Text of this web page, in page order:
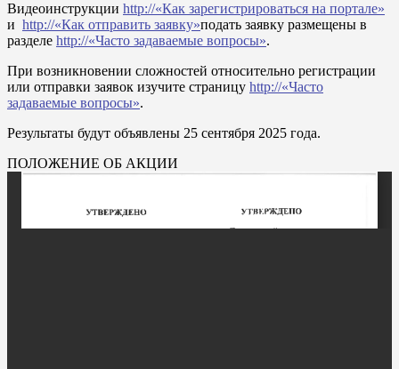
Видеоинструкции http://«Как зарегистрироваться на портале»
и http://«Как отправить заявку»подать заявку размещены в
разделе http://«Часто задаваемые вопросы».
При возникновении сложностей относительно регистрации
или отправки заявок изучите страницу http://«Часто
задаваемые вопросы».
Результаты будут объявлены 25 сентября 2025 года.
ПОЛОЖЕНИЕ ОБ АКЦИИ